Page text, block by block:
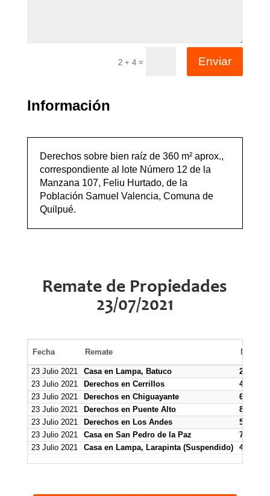
2 + 4 = Enviar
Información
Derechos sobre bien raíz de 360 m² aprox.,
correspondiente al lote Número 12 de la
Manzana 107, Feliu Hurtado, de la
Población Samuel Valencia, Comuna de
Quilpué.
Remate de Propiedades
23/07/2021
Fecha Remate Mínimo
23 Julio 2021 Casa en Lampa, Batuco
23 Julio 2021
Derechos en Cerrillos
400.000
23 Julio 2021
Derechos en Chiguayante
600.000
23 Julio 2021
Derechos en Puente Alto
800.000
23 Julio 2021
Derechos en Los Andes
23 Julio 2021
Casa en San Pedro de la Paz
23 Julio 2021
Casa en Lampa, Larapinta (Suspendido)